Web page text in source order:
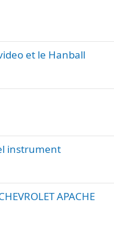
et le Hanball
instrument
APACHE